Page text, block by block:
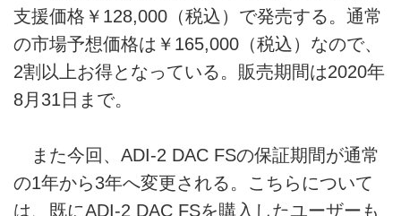
支援価格￥128,000（税込）で発売する。通常
の市場予想価格は￥165,000（税込）なので、
2割以上お得となっている。販売期間は2020年
8月31日まで。
また今回、ADI-2 DAC FSの保証期間が通常
の1年から3年へ変更される。こちらについて
は、既にADI-2 DAC FSを購入したユーザーも